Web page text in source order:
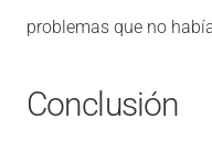
problemas que no
Conclusión